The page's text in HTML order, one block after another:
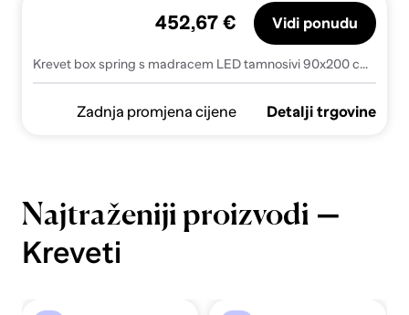
Krevet box spring s madracem LED tamnosivi 90x200 cm baršun - Tamno siva 90 x 200 cm Obično s čavlima
452,67 € Vidi ponudu
Zadnja promjena cijene Detalji trgovine
Najtraženiji proizvodi —
Kreveti